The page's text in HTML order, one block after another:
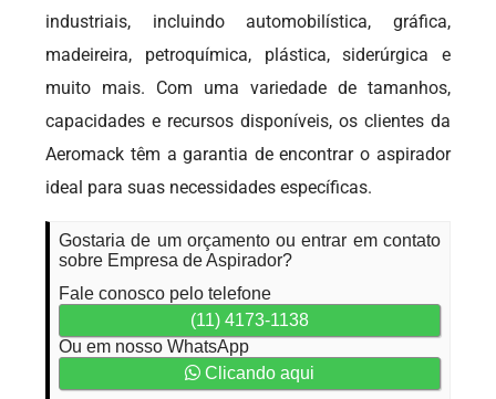
industriais, incluindo automobilística, gráfica,
madeireira, petroquímica, plástica, siderúrgica e
muito mais. Com uma variedade de tamanhos,
capacidades e recursos disponíveis, os clientes da
Aeromack têm a garantia de encontrar o aspirador
ideal para suas necessidades específicas.
Gostaria de um orçamento ou entrar em contato
sobre Empresa de Aspirador?
Fale conosco pelo telefone
(11) 4173-1138
Ou em nosso WhatsApp
Clicando aqui